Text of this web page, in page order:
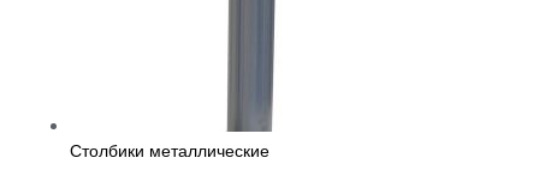
Столбики металлические